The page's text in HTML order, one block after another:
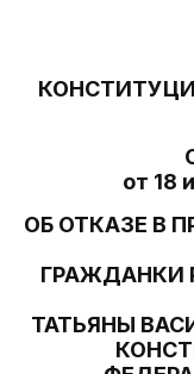
от 18
ОБ ОТКАЗЕ В
ГРАЖДАНКИ
ТАТЬЯНЫ